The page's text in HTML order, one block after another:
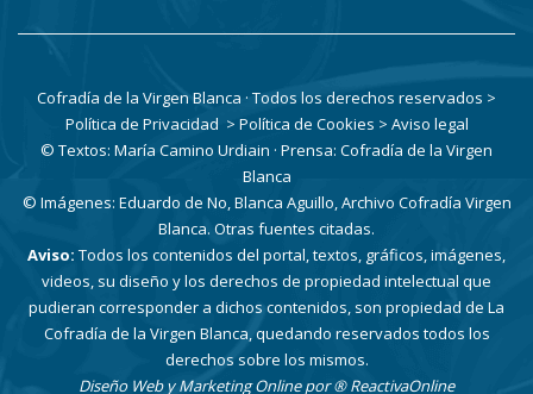
Cofradía de la Virgen Blanca · Todos los derechos reservados >
Política de Privacidad > Política de Cookies > Aviso legal
© Textos: María Camino Urdiain · Prensa: Cofradía de la Virgen
Blanca
© Imágenes: Eduardo de No, Blanca Aguillo, Archivo Cofradía Virgen
Blanca. Otras fuentes citadas.
Aviso: Todos los contenidos del portal, textos, gráficos, imágenes,
videos, su diseño y los derechos de propiedad intelectual que
pudieran corresponder a dichos contenidos, son propiedad de La
Cofradía de la Virgen Blanca, quedando reservados todos los
derechos sobre los mismos.
Diseño Web y Marketing Online por® ReactivaOnline